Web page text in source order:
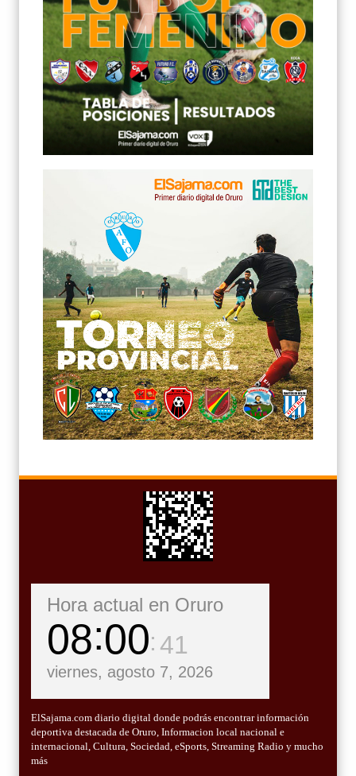
Hora actual en Oruro
08 00 43
viernes, agosto 7, 2026
ElSajama.com diario digital donde podrás encontrar información
deportiva destacada de Oruro, Informacion local nacional e
internacional, Cultura, Sociedad, eSports, Streaming Radio y mucho
más